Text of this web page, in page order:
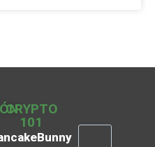
CRYPTO
101